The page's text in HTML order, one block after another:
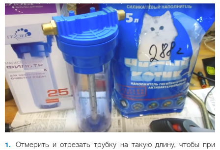
Отмерить и отрезать трубку на такую длину, чтобы при